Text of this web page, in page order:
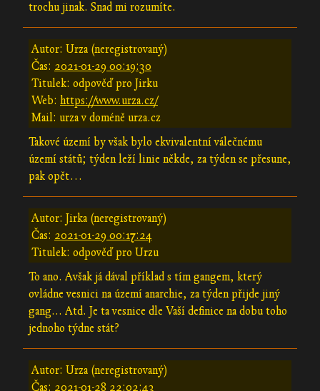
trochu jinak. Snad mi rozumíte.
Autor: Urza (neregistrovaný)
Čas: 2021-01-29 00:19:30
Titulek: odpověď pro Jirku
Web: https://www.urza.cz/
Mail: urza v doméně urza.cz
Takové území by však bylo ekvivalentní válečnému
území států; týden leží linie někde, za týden se přesune,
pak opět…
Autor: Jirka (neregistrovaný)
Čas: 2021-01-29 00:17:24
Titulek: odpověď pro Urzu
To ano. Avšak já dával příklad s tím gangem, který
ovládne vesnici na území anarchie, za týden přijde jiný
gang... Atd. Je ta vesnice dle Vaší definice na dobu toho
jednoho týdne stát?
Autor: Urza (neregistrovaný)
Čas: 2021-01-28 22:02:43